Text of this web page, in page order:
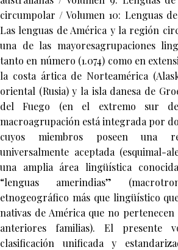
circumpolar / Volumen 10: Lenguas
Las lenguas de América y la región
una de las mayoresagrupaciones
tanto en número (1.074) como en
la costa ártica de Norteamérica
oriental (Rusia) y la isla danesa de
del Fuego (en el extremo sur de
macroagrupación está integrada por
cuyos miembros poseen una
universalmente aceptada (esquimal-
una amplia área lingüística
“lenguas amerindias”
etnogeográfico más que lingüístico
nativas de América que no
anteriores familias). El presente
clasificación unificada y